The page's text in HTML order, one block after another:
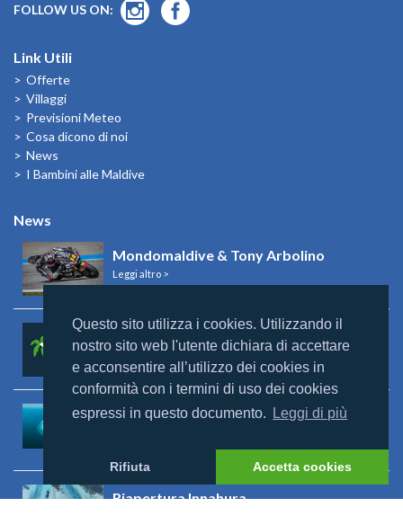
Questo sito utilizza i cookies. Utilizzando il
nostro sito web l'utente dichiara di accettare
e acconsentire all’utilizzo dei cookies in
conformità con i termini di uso dei cookies
espressi in questo documento.
Leggi di più
Rifiuta Accetta cookies
FOLLOW US ON:
Link Utili
Offerte
Villaggi
Previsioni Meteo
Cosa dicono di noi
News
I Bambini alle Maldive
News
Mondomaldive & Tony Arbolino
Leggi altro >
Leggi altro >
Riapertura Reethi Beach
Riapertura Innahura